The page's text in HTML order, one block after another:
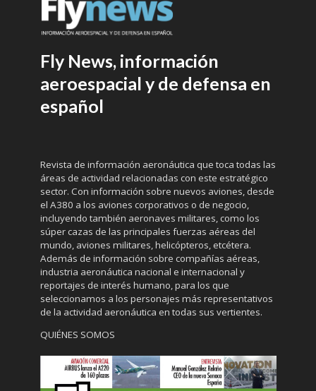
Fly News, información
aeroespacial y de defensa en
español
Revista de información aeronáutica que toca todas las
áreas de actividad relacionadas con este estratégico
sector. Con información sobre nuevos aviones, desde
el A380 a los aviones corporativos o de negocio,
incluyendo también aeronaves militares, como los
súper cazas de las principales fuerzas aéreas del
mundo, aviones militares, helicópteros, etcétera.
Además de información sobre compañías aéreas,
industria aeronáutica nacional e internacional y
reportajes de interés humano, para los que
seleccionamos a los personajes más representativos
de la actividad aeronáutica en todas sus vertientes.
QUIÉNES SOMOS